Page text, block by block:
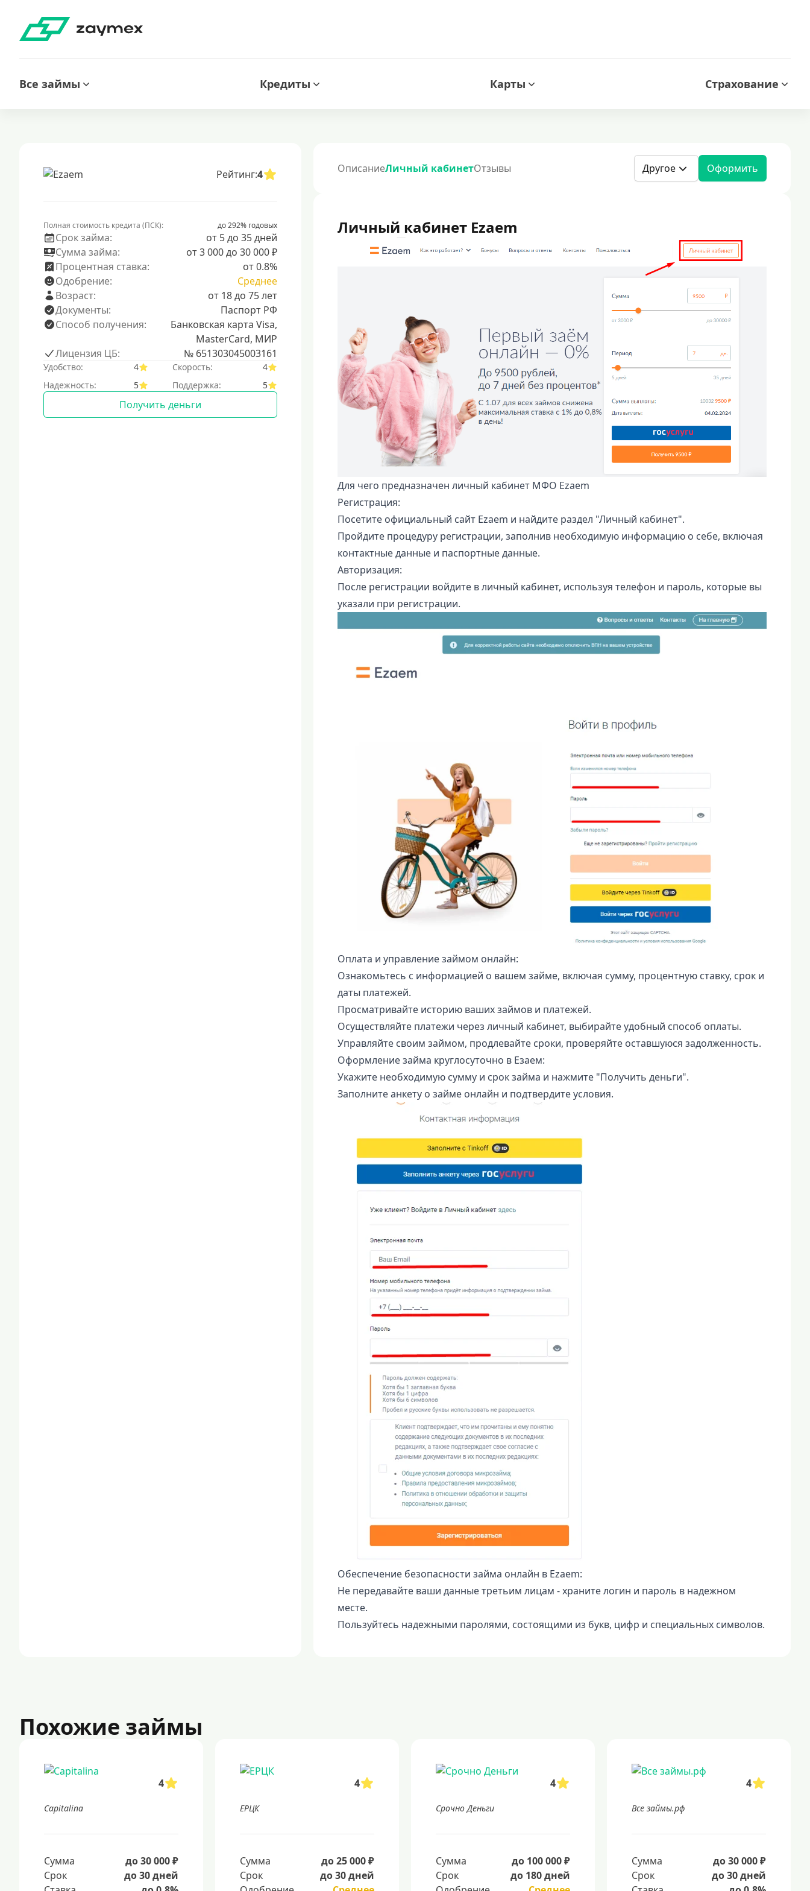
Все займы Кредиты Карты Страхование
Рейтинг:4
Полная стоимость кредита (ПСК): до 292% годовых
Срок займа:
от 5 до 35 дней
Сумма займа:
от 3 000 до 30 000 ₽
Процентная ставка:
от 0.8%
Одобрение:
Среднее
Возраст:
от 18 до 75 лет
Документы:
Паспорт РФ
Способ получения:
Банковская карта Visa,
MasterCard, МИР
Лицензия ЦБ:
№ 651303045003161
Удобство: 4 Скорость:
4
Надежность:
5 Поддержка: 5
Получить деньги
ОписаниеЛичный кабинетОтзывы Другое Оформить
Личный кабинет Ezaem
Для чего предназначен личный кабинет МФО Ezaem
Регистрация:
Посетите официальный сайт Ezaem и найдите раздел "Личный кабинет".
Пройдите процедуру регистрации, заполнив необходимую информацию о себе, включая
контактные данные и паспортные данные.
Авторизация:
После регистрации войдите в личный кабинет, используя телефон и пароль, которые вы
указали при регистрации.
Оплата и управление займом онлайн:
Ознакомьтесь с информацией о вашем займе, включая сумму, процентную ставку, срок и
даты платежей.
Просматривайте историю ваших займов и платежей.
Осуществляйте платежи через личный кабинет, выбирайте удобный способ оплаты.
Управляйте своим займом, продлевайте сроки, проверяйте оставшуюся задолженность.
Оформление займа круглосуточно в Езаем:
Укажите необходимую сумму и срок займа и нажмите "Получить деньги".
Заполните анкету о займе онлайн и подтвердите условия.
Обеспечение безопасности займа онлайн в Ezaem:
Не передавайте ваши данные третьим лицам - храните логин и пароль в надежном
месте.
Пользуйтесь надежными паролями, состоящими из букв, цифр и специальных символов.
Похожие займы
4
Capitalina
Сумма
до 30 000 ₽
Срок
до 30 дней
4
ЕРЦК
Сумма
до 25 000 ₽
Срок
до 30 дней
4
Срочно Деньги
Сумма
до 100 000 ₽
Срок
до 180 дней
4
Все займы.рф
Сумма
до 30 000 ₽
Срок
до 30 дней